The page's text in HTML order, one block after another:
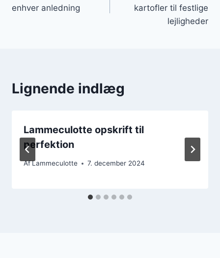
enhver anledning
kartofler til festlige
lejligheder
Lignende indlæg
Lammeculotte opskrift til
perfektion
AfLammeculotte 7. december 2024